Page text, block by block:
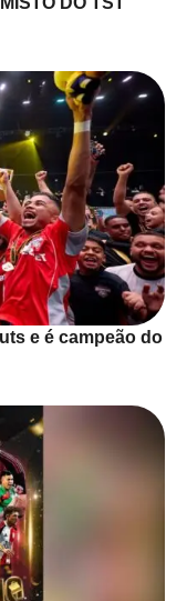
e é campeão do